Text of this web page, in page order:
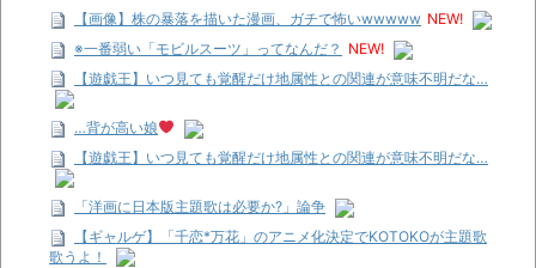
【画像】株の暴落を描いた漫画、ガチで怖いwwwww NEW!
※一番弱い「モビルスーツ」ってなんだ？ NEW!
【遊戯王】いつ見ても覚醒だけ地属性との関連が意味不明だな…
…背が高い娘
【遊戯王】いつ見ても覚醒だけ地属性との関連が意味不明だな…
「洋画に日本版主題歌は必要か?」論争
【ギャルゲ】「千恋*万花」のアニメ化決定でKOTOKOが主題歌
歌うよ！